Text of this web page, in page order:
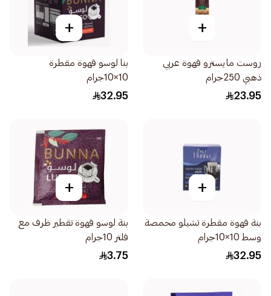
+
روست مايسترو قهوة عربي
ذهبي 250جرام
23.95
+
بنا لوسو قهوة مقطرة
10×10جرام
32.95
+
بنة قهوة مقطرة تشيلو محمصة
وسط 10×10جرام
32.95
+
بنة لوسو قهوة تقطير ظرف مع
فلتر 10جرام
3.75